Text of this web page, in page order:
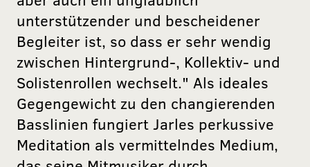
unterstützender und bescheidener
Begleiter ist, so dass er sehr wendig
zwischen Hintergrund-, Kollektiv- und
Solistenrollen wechselt." Als ideales
Gegengewicht zu den changierenden
Basslinien fungiert Jarles perkussive
Meditation als vermittelndes Medium,